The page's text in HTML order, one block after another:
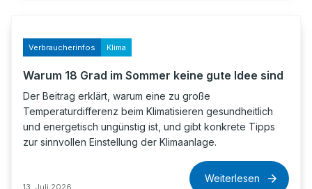
Verbraucherinfos Klima
Warum 18 Grad im Sommer keine gute Idee sind
Der Beitrag erklärt, warum eine zu große
Temperaturdifferenz beim Klimatisieren gesundheitlich
und energetisch ungünstig ist, und gibt konkrete Tipps
zur sinnvollen Einstellung der Klimaanlage.
13. Juli 2026
Weiterlesen